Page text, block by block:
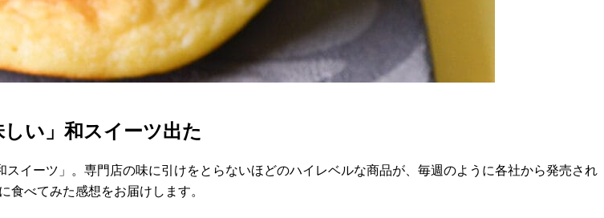
い」和スイーツ出た
イーツ」。専門店の味に引けをとらないほどのハイレベルな商品が、毎週のように各社から発売され
べてみた感想をお届けします。